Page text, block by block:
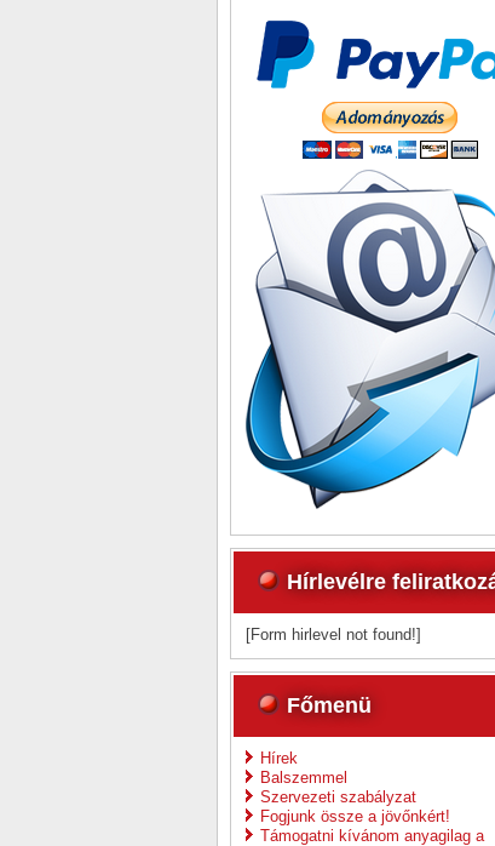
Hírlevélre
[Form hirlevel not found!]
Főmenü
Hírek
Balszemmel
Szervezeti szabályzat
Fogjunk össze a jövőnkért!
Támogatni kívánom anyagilag a